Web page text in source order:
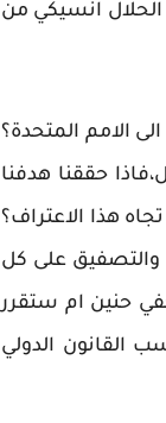
انسيكي من
الامم المتحدة؟
حققنا هدفنا
هذا الاعتراف؟
والتصفيق على كل
حنين ام ستقرر
القانون الدولي